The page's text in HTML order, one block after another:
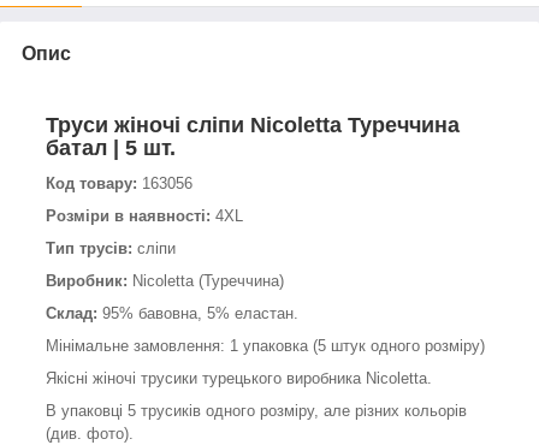
Опис
Труси жіночі сліпи Nicoletta Туреччина
батал | 5 шт.
Код товару: 163056
Розміри в наявності: 4XL
Тип трусів: сліпи
Виробник: Nicoletta (Туреччина)
Склад: 95% бавовна, 5% еластан.
Мінімальне замовлення: 1 упаковка (5 штук одного розміру)
Якісні жіночі трусики турецького виробника Nicoletta.
В упаковці 5 трусиків одного розміру, але різних кольорів
(див. фото).